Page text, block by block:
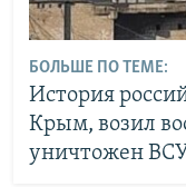
БОЛЬШЕ ПО ТЕМЕ:
История
Крым, возил
уничтожен ВСУ